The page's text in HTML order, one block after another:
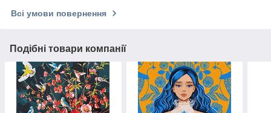
Всі умови повернення
Подібні товари компанії